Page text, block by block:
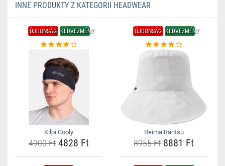
INNE PRODUKTY Z KATEGORII HEADWEAR
ÚJDONSÁG KEDVEZMÉNY
Kilpi Cooly
4900 Ft 4828 Ft
ÚJDONSÁG KEDVEZMÉNY
Reima Rantsu
8955 Ft 8881 Ft